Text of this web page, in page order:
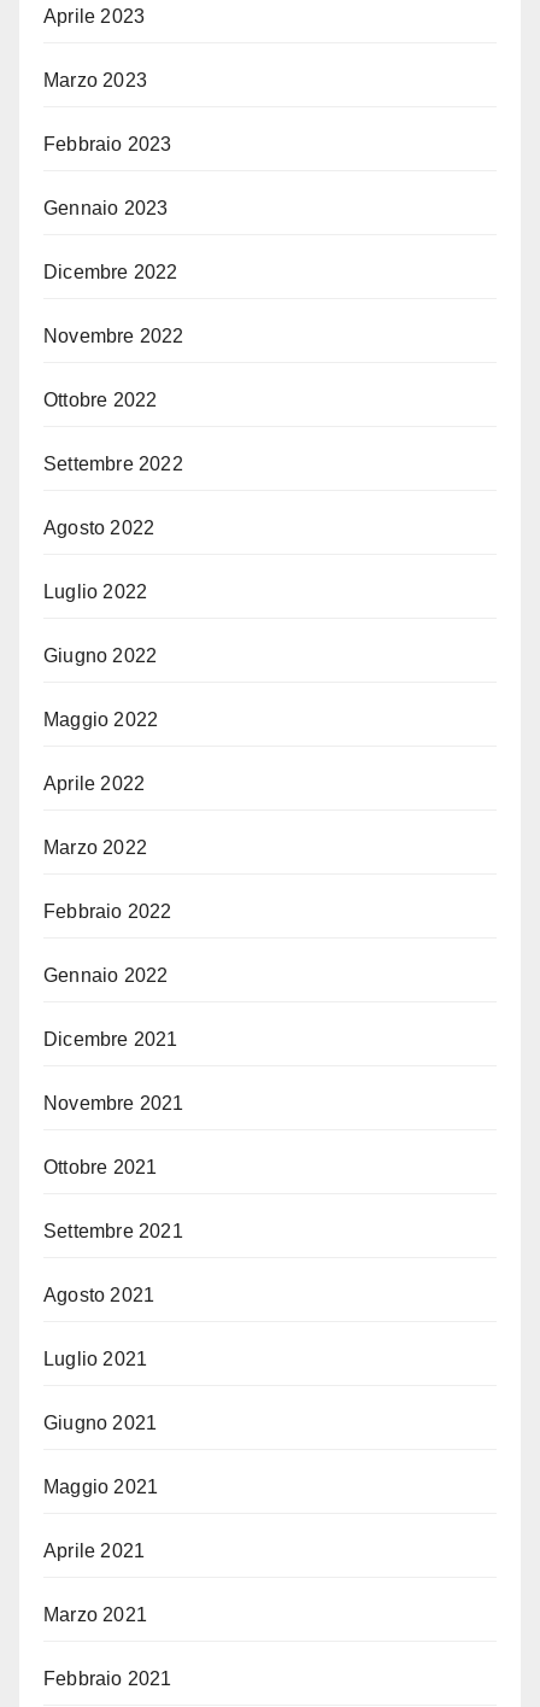
Aprile 2023
Marzo 2023
Febbraio 2023
Gennaio 2023
Dicembre 2022
Novembre 2022
Ottobre 2022
Settembre 2022
Agosto 2022
Luglio 2022
Giugno 2022
Maggio 2022
Aprile 2022
Marzo 2022
Febbraio 2022
Gennaio 2022
Dicembre 2021
Novembre 2021
Ottobre 2021
Settembre 2021
Agosto 2021
Luglio 2021
Giugno 2021
Maggio 2021
Aprile 2021
Marzo 2021
Febbraio 2021